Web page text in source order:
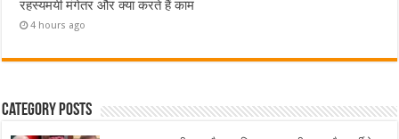
रहस्यमयी मंगेतर और क्या करते हैं काम
4 hours ago
Category Posts